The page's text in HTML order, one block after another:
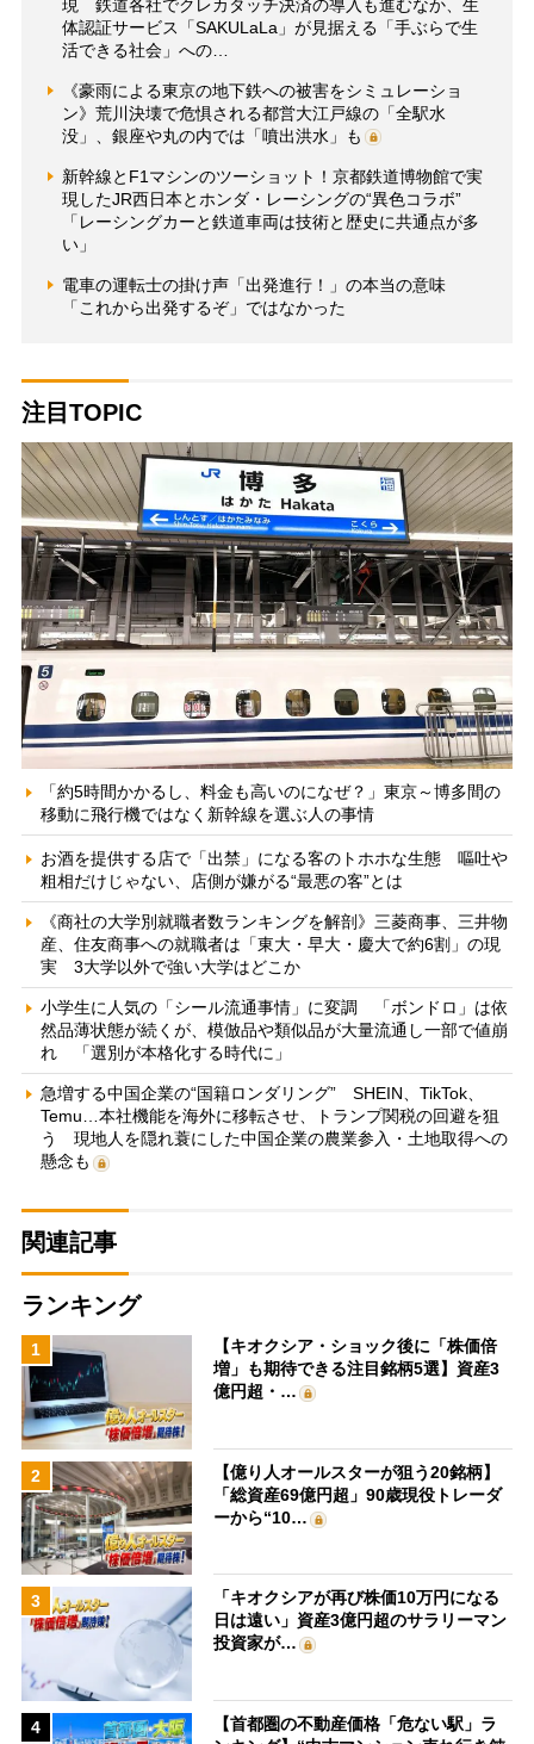
現 鉄道各社でクレカタッチ決済の導入も進むなか、生
体認証サービス「SAKULaLa」が見据える「手ぶらで生
活できる社会」への…
《豪雨による東京の地下鉄への被害をシミュレーショ
ン》荒川決壊で危惧される都営大江戸線の「全駅水
没」、銀座や丸の内では「噴出洪水」も
新幹線とF1マシンのツーショット！京都鉄道博物館で実
現したJR西日本とホンダ・レーシングの“異色コラボ”
「レーシングカーと鉄道車両は技術と歴史に共通点が多
い」
電車の運転士の掛け声「出発進行！」の本当の意味
「これから出発するぞ」ではなかった
注目TOPIC
「約5時間かかるし、料金も高いのになぜ？」東京～博多間の
移動に飛行機ではなく新幹線を選ぶ人の事情
お酒を提供する店で「出禁」になる客のトホホな生態 嘔吐や
粗相だけじゃない、店側が嫌がる“最悪の客”とは
《商社の大学別就職者数ランキングを解剖》三菱商事、三井物
産、住友商事への就職者は「東大・早大・慶大で約6割」の現
実 3大学以外で強い大学はどこか
小学生に人気の「シール流通事情」に変調 「ボンドロ」は依
然品薄状態が続くが、模倣品や類似品が大量流通し一部で値崩
れ 「選別が本格化する時代に」
急増する中国企業の“国籍ロンダリング” SHEIN、TikTok、
Temu…本社機能を海外に移転させ、トランプ関税の回避を狙
う 現地人を隠れ蓑にした中国企業の農業参入・土地取得への
懸念も
関連記事
ランキング
1
【キオクシア・ショック後に「株価倍
増」も期待できる注目銘柄5選】資産3
億円超・…
2
【億り人オールスターが狙う20銘柄】
「総資産69億円超」90歳現役トレーダ
ーから“10…
3
「キオクシアが再び株価10万円になる
日は遠い」資産3億円超のサラリーマン
投資家が…
4
【首都圏の不動産価格「危ない駅」ラ